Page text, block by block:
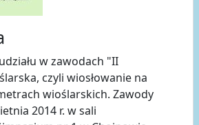
w zawodach "II
czyli wiosłowanie na
wioślarskich. Zawody
2014 r. w sali